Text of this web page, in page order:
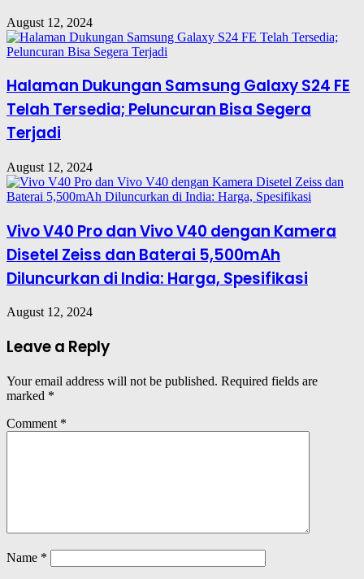
August 12, 2024
Halaman Dukungan Samsung Galaxy S24 FE
Telah Tersedia; Peluncuran Bisa Segera
Terjadi
August 12, 2024
Vivo V40 Pro dan Vivo V40 dengan Kamera
Disetel Zeiss dan Baterai 5,500mAh
Diluncurkan di India: Harga, Spesifikasi
August 12, 2024
Leave a Reply
Your email address will not be published. Required fields are
marked *
Comment *
Name *